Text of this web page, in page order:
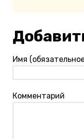
Имя
Комментарий